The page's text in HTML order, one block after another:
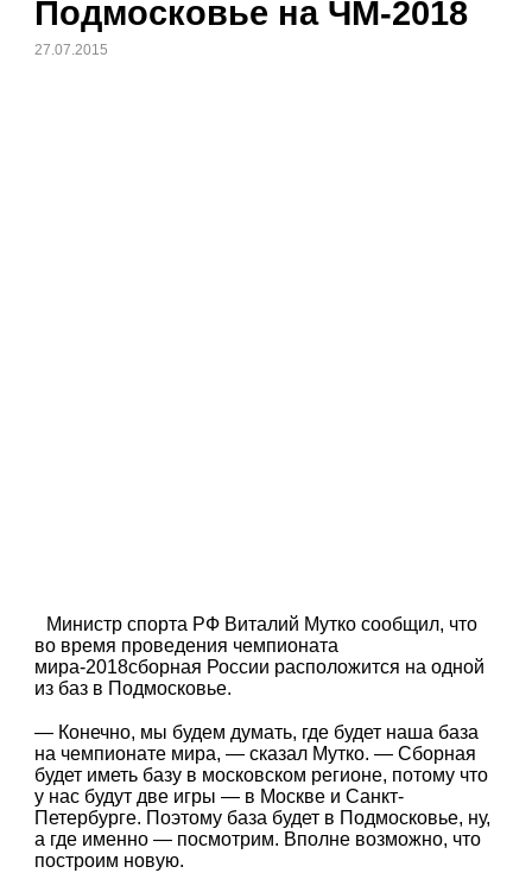
Подмосковье на ЧМ-2018
27.07.2015
Министр спорта РФ Виталий Мутко сообщил, что
во время проведения чемпионата
мира-2018сборная России расположится на одной
из баз в Подмосковье.
— Конечно, мы будем думать, где будет наша база
на чемпионате мира, — сказал Мутко. — Сборная
будет иметь базу в московском регионе, потому что
у нас будут две игры — в Москве и Санкт-
Петербурге. Поэтому база будет в Подмосковье, ну,
а где именно — посмотрим. Вполне возможно, что
построим новую.